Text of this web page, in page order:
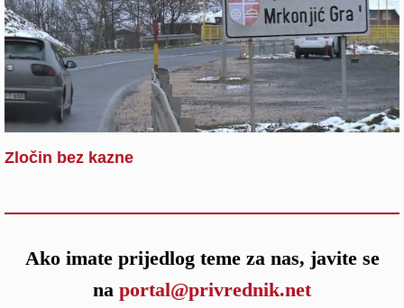
Zločin bez kazne
Ako imate prijedlog teme za nas, javite se
na portal@privrednik.net